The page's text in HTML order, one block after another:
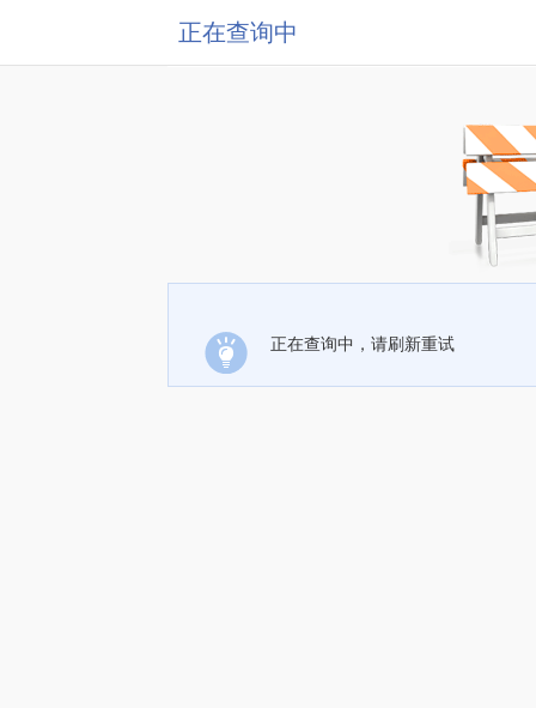
正在查询中
正在查询中，请刷新重试